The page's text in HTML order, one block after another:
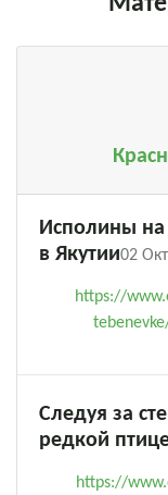
Исполины на
в Якутии02
https://
Следуя за
редкой
https://